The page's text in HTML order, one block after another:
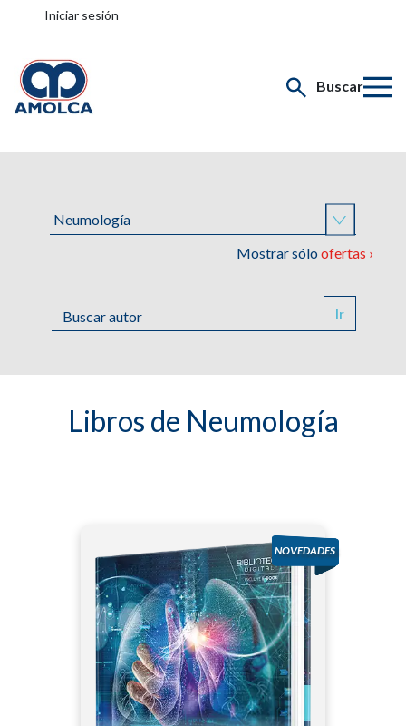
Iniciar sesión
Buscar
Mostrar sóloofertas ›
Ir
Libros de Neumología